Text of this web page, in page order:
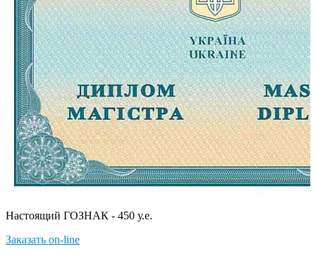
Настоящий ГОЗНАК - 450 у.е.
Заказать on-line